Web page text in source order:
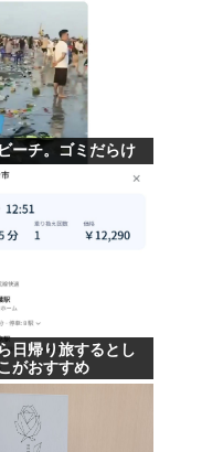
ーチ。ゴミだらけ
日帰り旅するとし
がおすすめ